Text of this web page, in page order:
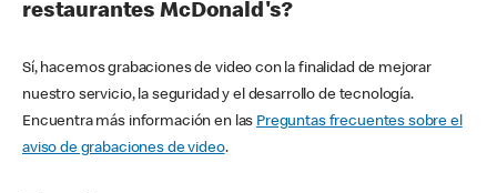
restaurantes McDonald's?
Sí, hacemos grabaciones de video con la finalidad de mejorar
nuestro servicio, la seguridad y el desarrollo de tecnología.
Encuentra más información en las Preguntas frecuentes sobre el
aviso de grabaciones de video.